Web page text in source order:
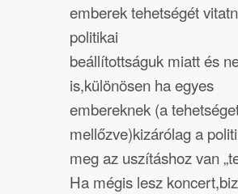
emberek tehetségét
politikai
beállítottságuk miatt és
is,különösen ha egyes
embereknek (a
mellőzve)kizárólag a
meg az uszításhoz van
Ha mégis lesz